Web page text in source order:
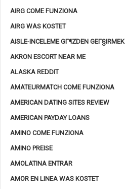
AIRG COME FUNZIONA
AIRG WAS KOSTET
AISLE-INCELEME GГ¶ZDEN GEГ§IRMEK
AKRON ESCORT NEAR ME
ALASKA REDDIT
AMATEURMATCH COME FUNZIONA
AMERICAN DATING SITES REVIEW
AMERICAN PAYDAY LOANS
AMINO COME FUNZIONA
AMINO PREISE
AMOLATINA ENTRAR
AMOR EN LINEA WAS KOSTET